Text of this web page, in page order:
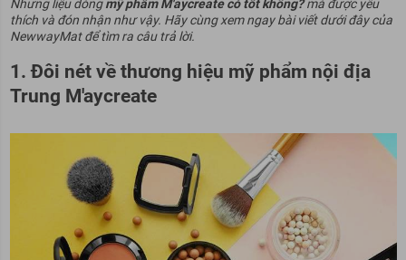
Nhưng liệu dòngmỹ phẩm M'aycreate có tốt không?mà được yêu
thích và đón nhận như vậy. Hãy cùng xem ngay bài viết dưới đây của
NewwayMat để tìm ra câu trả lời.
1. Đôi nét về thương hiệu mỹ phẩm nội địa
Trung M'aycreate